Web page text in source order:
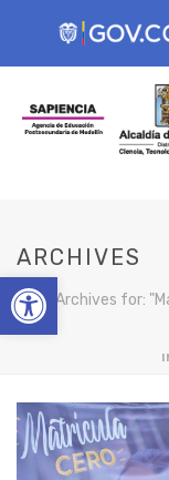
Open
ARCHIVES
Tag Archives for: